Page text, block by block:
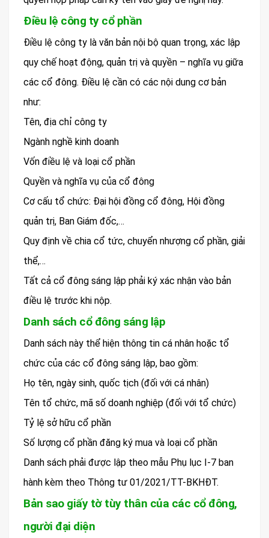
Điều lệ công ty cổ phần
Điều lệ công ty là văn bản nội bộ quan trọng, xác lập
quy chế hoạt động, quản trị và quyền – nghĩa vụ giữa
các cổ đông. Điều lệ cần có các nội dung cơ bản
như:
Tên, địa chỉ công ty
Ngành nghề kinh doanh
Vốn điều lệ và loại cổ phần
Quyền và nghĩa vụ của cổ đông
Cơ cấu tổ chức: Đại hội đồng cổ đông, Hội đồng
quản trị, Ban Giám đốc,…
Quy định về chia cổ tức, chuyển nhượng cổ phần, giải
thể,…
Tất cả cổ đông sáng lập phải ký xác nhận vào bản
điều lệ trước khi nộp.
Danh sách cổ đông sáng lập
Danh sách này thể hiện thông tin cá nhân hoặc tổ
chức của các cổ đông sáng lập, bao gồm:
Họ tên, ngày sinh, quốc tịch (đối với cá nhân)
Tên tổ chức, mã số doanh nghiệp (đối với tổ chức)
Tỷ lệ sở hữu cổ phần
Số lượng cổ phần đăng ký mua và loại cổ phần
Danh sách phải được lập theo mẫu Phụ lục I-7 ban
hành kèm theo Thông tư 01/2021/TT-BKHĐT.
Bản sao giấy tờ tùy thân của các cổ đông,
người đại diện